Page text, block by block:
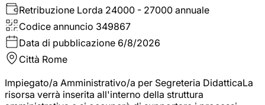
Retribuzione Lorda 24000 - 27000 annuale
Codice annuncio 349867
Data di pubblicazione 6/8/2026
Città Rome
Impiegato/a Amministrativo/a per Segreteria DidatticaLa
risorsa verrà inserita all'interno della struttura